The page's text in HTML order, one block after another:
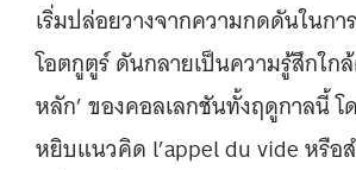
เริ่มปล่อยวางจากความกดดันในก
โอตกูตูร์ ดันกลายเป็นความรู้สึกใก
หลัก’ ของคอลเลกชันทั้งฤดูกาลนี้ โ
หยิบแนวคิด l’appel du vide หรือ